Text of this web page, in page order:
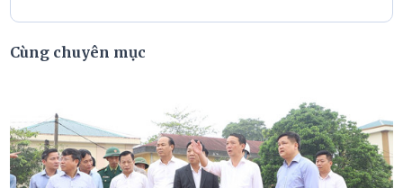
Cùng chuyên mục